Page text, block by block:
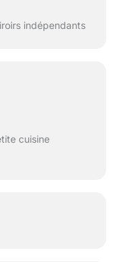
indépendants
cuisine